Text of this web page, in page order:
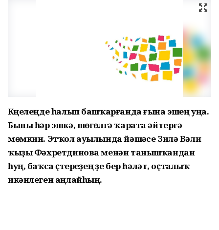
Күңелеңде һалып башҡарғанда ғына эшең уңа.
Быны һәр эшкә, шөғөлгә ҡарата әйтергә
мөмкин. Этҡол ауылында йәшәүсе Зилә Вәли
ҡыҙы Фәхретдинова менән танышҡандан
һуң, баҡса үҫтереүҙең үҙе бер һәләт, оҫталыҡ
икәнлеген аңлайһың.